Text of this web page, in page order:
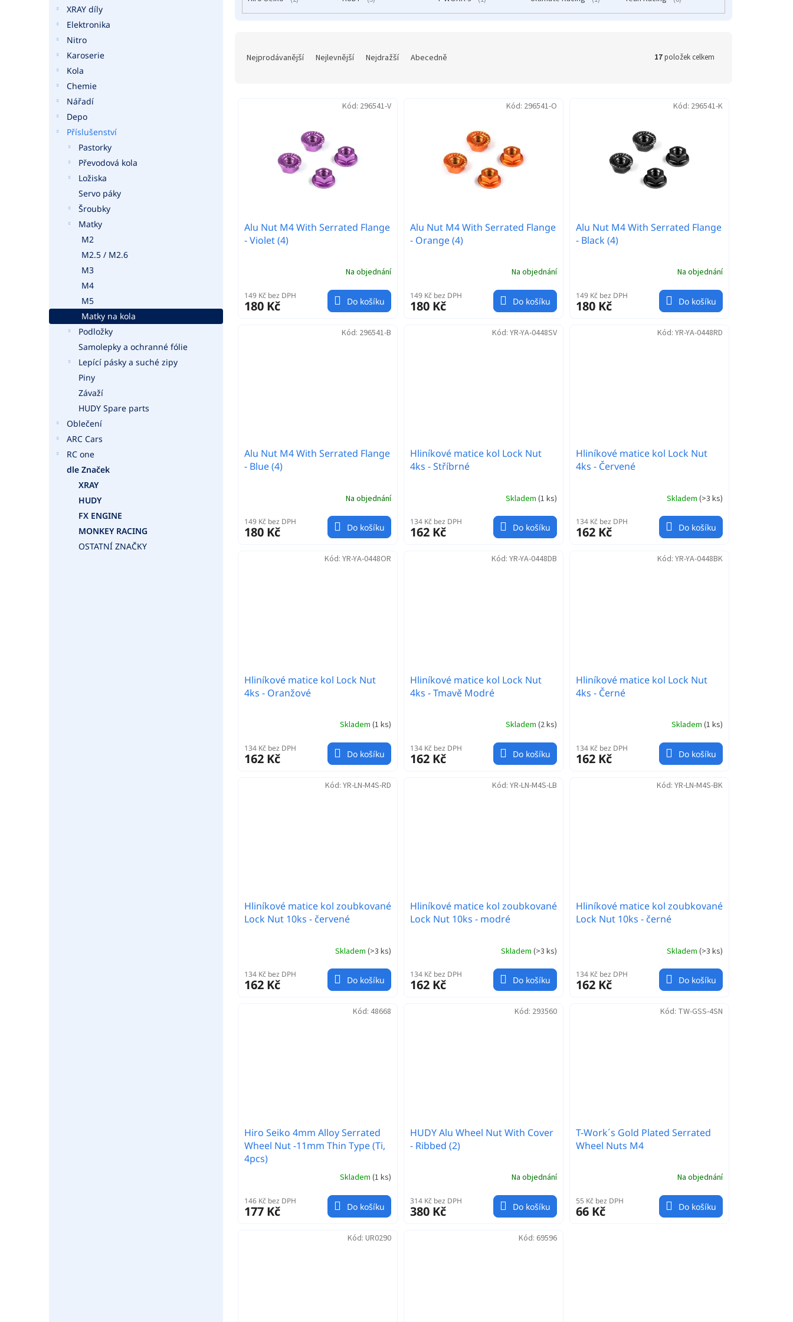
XRAY díly
Elektronika
Nitro
Karoserie
Kola
Chemie
Nářadí
Depo
Příslušenství
Pastorky
Převodová kola
Ložiska
Servo páky
Šroubky
Matky
M2
M2.5 / M2.6
M3
M4
M5
Matky na kola
Podložky
Samolepky a ochranné fólie
Lepící pásky a suché zipy
Piny
Závaží
HUDY Spare parts
Oblečení
ARC Cars
RC one
dle Značek
FX ENGINE
HUDY
MONKEY RACING
XRAY
OSTATNÍ ZNAČKY
Nejprodávanější Nejlevnější Nejdražší Abecedně 17položek celkem
Alu Nut M4 With Serrated Flange
- Violet (4)
Na objednání
149 Kč bez DPH
180 Kč Do košíku
Kód: 296541-V
Alu Nut M4 With Serrated Flange
- Orange (4)
Na objednání
149 Kč bez DPH
180 Kč Do košíku
Kód: 296541-O
Alu Nut M4 With Serrated Flange
- Black (4)
Na objednání
149 Kč bez DPH
180 Kč Do košíku
Kód: 296541-K
Alu Nut M4 With Serrated Flange
- Blue (4)
Na objednání
149 Kč bez DPH
180 Kč Do košíku
Kód: 296541-B
Hliníkové matice kol Lock Nut
4ks - Stříbrné
Skladem (1 ks)
134 Kč bez DPH
162 Kč Do košíku
Kód: YR-YA-0448SV
Hliníkové matice kol Lock Nut
4ks - Červené
Skladem (>3 ks)
134 Kč bez DPH
162 Kč Do košíku
Kód: YR-YA-0448RD
Hliníkové matice kol Lock Nut
4ks - Oranžové
Skladem (1 ks)
134 Kč bez DPH
162 Kč Do košíku
Kód: YR-YA-0448OR
Hliníkové matice kol Lock Nut
4ks - Tmavě Modré
Skladem (2 ks)
134 Kč bez DPH
162 Kč Do košíku
Kód: YR-YA-0448DB
Hliníkové matice kol Lock Nut
4ks - Černé
Skladem (1 ks)
134 Kč bez DPH
162 Kč Do košíku
Kód: YR-YA-0448BK
Hliníkové matice kol zoubkované
Lock Nut 10ks - červené
Skladem (>3 ks)
134 Kč bez DPH
162 Kč Do košíku
Kód: YR-LN-M4S-RD
Hliníkové matice kol zoubkované
Lock Nut 10ks - modré
Skladem (>3 ks)
134 Kč bez DPH
162 Kč Do košíku
Kód: YR-LN-M4S-LB
Hliníkové matice kol zoubkované
Lock Nut 10ks - černé
Skladem (>3 ks)
134 Kč bez DPH
162 Kč Do košíku
Kód: YR-LN-M4S-BK
Hiro Seiko 4mm Alloy Serrated
Wheel Nut -11mm Thin Type (Ti,
4pcs)
Skladem (1 ks)
146 Kč bez DPH
177 Kč Do košíku
Kód: 48668
HUDY Alu Wheel Nut With Cover
- Ribbed (2)
Na objednání
314 Kč bez DPH
380 Kč Do košíku
Kód: 293560
T-Work´s Gold Plated Serrated
Wheel Nuts M4
Na objednání
55 Kč bez DPH
66 Kč Do košíku
Kód: TW-GSS-4SN
Kód: UR0290 Kód: 69596